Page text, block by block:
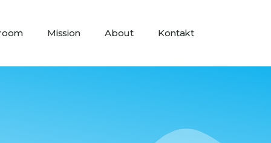
Mission About Kontakt